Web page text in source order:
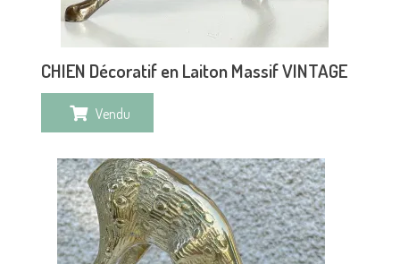
CHIEN Décoratif en Laiton Massif VINTAGE
Vendu